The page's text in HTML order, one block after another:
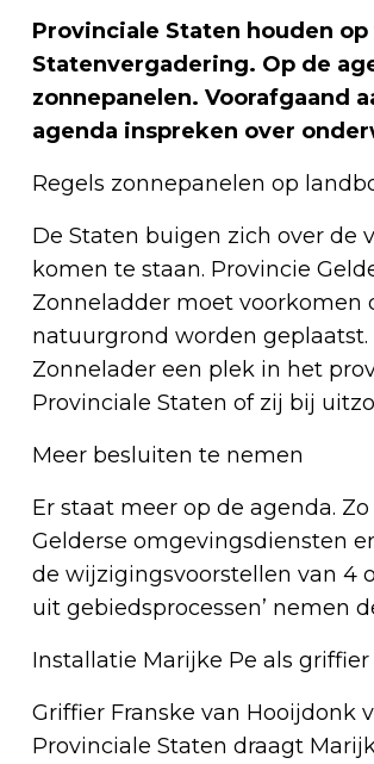
Provinciale Staten houden
Statenvergadering. Op de
zonnepanelen. Voorafgaand
agenda inspreken over
Regels zonnepanelen op
De Staten buigen zich over de
komen te staan. Provincie
Zonneladder moet voorkomen
natuurgrond worden
Zonnelader een plek in het
Provinciale Staten of zij bij
Meer besluiten te nemen
Er staat meer op de agenda.
Gelderse omgevingsdiensten
de wijzigingsvoorstellen van 4
uit gebiedsprocessen’ nemen
Installatie Marijke Pe als griffier
Griffier Franske van Hooijdonk
Provinciale Staten draagt